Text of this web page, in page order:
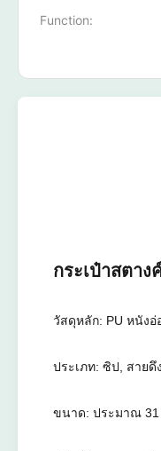
Function:
กระเป๋าสตา
วัสดุหลัก: PU หนังอ่
ประเภท: ซิป, สายดึ
ขนาด: ประมาณ 31